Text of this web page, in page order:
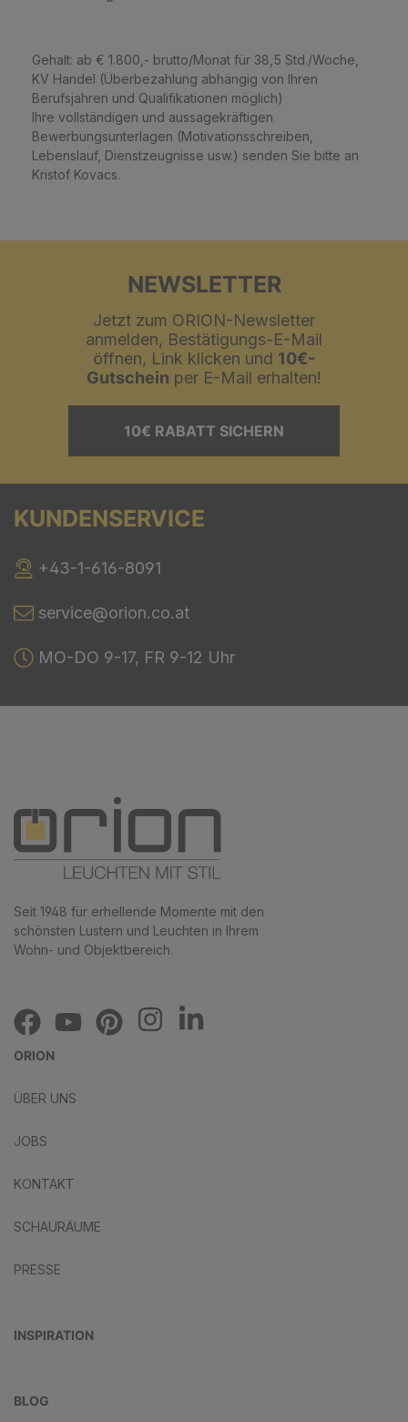
Gehalt: ab € 1.800,- brutto/Monat für 38,5 Std./Woche,
KV Handel (Überbezahlung abhängig von Ihren
Berufsjahren und Qualifikationen möglich)
Ihre vollständigen und aussagekräftigen
Bewerbungsunterlagen (Motivationsschreiben,
Lebenslauf, Dienstzeugnisse usw.) senden Sie bitte an
Kristof Kovacs.
NEWSLETTER
Jetzt zum ORION-Newsletter
anmelden, Bestätigungs-E-Mail
öffnen, Link klicken und 10€-
Gutschein per E-Mail erhalten!
10€ RABATT SICHERN
KUNDENSERVICE
+43-1-616-8091
service@orion.co.at
MO-DO 9-17, FR 9-12 Uhr
Seit 1948 für erhellende Momente mit den
schönsten Lustern und Leuchten in Ihrem
Wohn- und Objektbereich.
ORION
ÜBER UNS
JOBS
KONTAKT
SCHAURÄUME
PRESSE
INSPIRATION
BLOG